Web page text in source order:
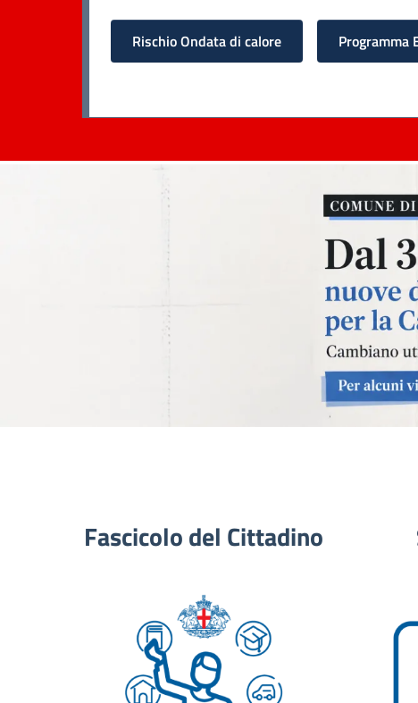
Rischio Ondata di calore Programma
Fascicolo del Cittadino